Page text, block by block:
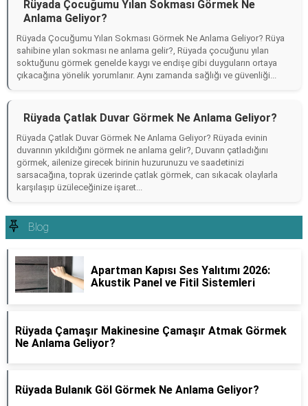
Rüyada Çocuğumu Yılan Sokması Görmek Ne
Anlama Geliyor?
Rüyada Çocuğumu Yılan Sokması Görmek Ne Anlama Geliyor? Rüya
sahibine yılan sokması ne anlama gelir?, Rüyada çocuğunu yılan
soktuğunu görmek genelde kaygı ve endişe gibi duyguların ortaya
çıkacağına yönelik yorumlanır. Aynı zamanda sağlığı ve güvenliği...
Rüyada Çatlak Duvar Görmek Ne Anlama Geliyor?
Rüyada Çatlak Duvar Görmek Ne Anlama Geliyor? Rüyada evinin
duvarının yıkıldığını görmek ne anlama gelir?, Duvarın çatladığını
görmek, ailenize girecek birinin huzurunuzu ve saadetinizi
sarsacağına, toprak üzerinde çatlak görmek, can sıkacak olaylarla
karşılaşıp üzüleceğinize işaret...
Blog
Apartman Kapısı Ses Yalıtımı 2026:
Akustik Panel ve Fitil Sistemleri
Rüyada Çamaşır Makinesine Çamaşır Atmak Görmek
Ne Anlama Geliyor?
Rüyada Bulanık Göl Görmek Ne Anlama Geliyor?